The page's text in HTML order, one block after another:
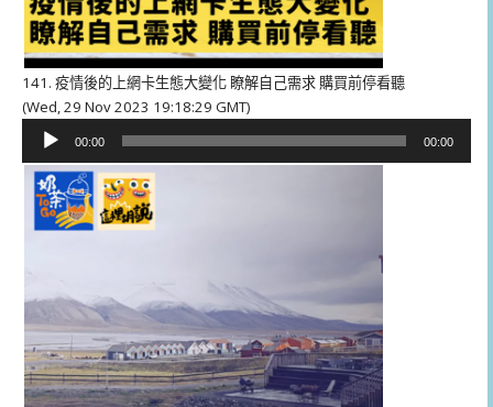
141. 疫情後的上網卡生態大變化 瞭解自己需求 購買前停看聽
(Wed, 29 Nov 2023 19:18:29 GMT)
播
器
00:00 00:00